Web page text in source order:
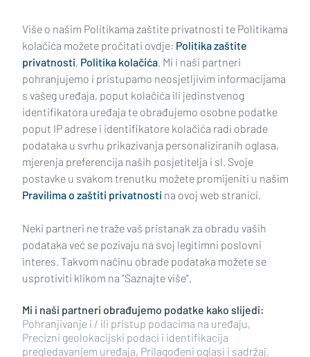
Impressum Uvjeti korištenja Politika privatnosti
Politika kolačića Kontakt Pritužbe Suradnici
Oglašavanje
RUBRIKE
BRODSKO-POSAVSKA ŽUPANIJA
Više o našim Politikama zaštite privatnosti te Politikama
kolačića možete pročitati ovdje: Politika zaštite
privatnosti, Politika kolačića. Mi i naši partneri
pohranjujemo i pristupamo neosjetljivim informacijama
s vašeg uređaja, poput kolačića ili jedinstvenog
identifikatora uređaja te obrađujemo osobne podatke
poput IP adrese i identifikatore kolačića radi obrade
podataka u svrhu prikazivanja personaliziranih oglasa,
mjerenja preferencija naših posjetitelja i sl. Svoje
postavke u svakom trenutku možete promijeniti u našim
Pravilima o zaštiti privatnosti na ovoj web stranici.
Neki partneri ne traže vaš pristanak za obradu vaših
podataka već se pozivaju na svoj legitimni poslovni
interes. Takvom načinu obrade podataka možete se
usprotiviti klikom na "Saznajte više".
Mi i naši partneri obrađujemo podatke kako slijedi:
Pohranjivanje i / ili pristup podacima na uređaju,
Precizni geolokacijski podaci i identifikacija
pregledavanjem uređaja, Prilagođeni oglasi i sadržaj,